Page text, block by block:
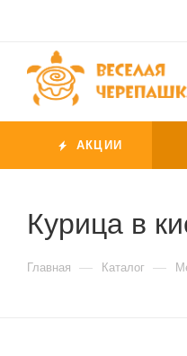
АКЦИИ
Курица в
Главная — Каталог —